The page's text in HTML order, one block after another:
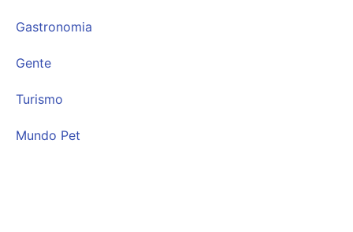
Gastronomia
Gente
Turismo
Mundo Pet